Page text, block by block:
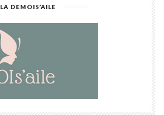
LA DEMOIS’AILE